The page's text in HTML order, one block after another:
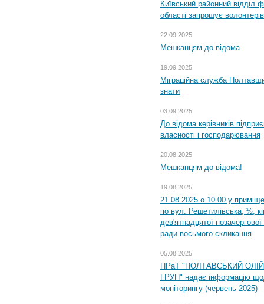
Київський районний відділ
області запрошує
22.09.2025
Мешканцям до відома
19.09.2025
Міграційна служба
знати
03.09.2025
До відома керівників
власності і господарювання
20.08.2025
Мешканцям до відома!
19.08.2025
21.08.2025 о 10.00 у
по вул. Решетилівська, ½,
дев'ятнадцятої
ради восьмого скликання
05.08.2025
ПРаТ "ПОЛТАВСЬКИЙ
ГРУП" надає інформацію
моніторингу (червень 2025)